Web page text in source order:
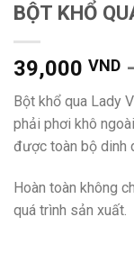
BỘT KHỔ
39,000 VND
Bột khổ qua Lady
phải phơi khô
được toàn bộ dinh
Hoàn toàn không
quá trình sản xuất.